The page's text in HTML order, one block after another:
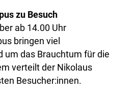
zu Besuch
ab 14.00 Uhr
bringen viel
um das Brauchtum für die
verteilt der Nikolaus
Besucher:innen.